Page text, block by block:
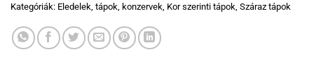
Kategóriák: Eledelek, tápok, konzervek, Kor szerinti tápok, Száraz tápok